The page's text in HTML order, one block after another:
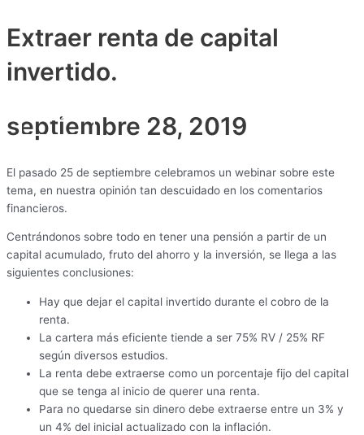
al
contenido
Menu
Extraer renta de capital
invertido.
septiembre 28, 2019
El pasado 25 de septiembre celebramos un webinar sobre este
tema, en nuestra opinión tan descuidado en los comentarios
financieros.
Centrándonos sobre todo en tener una pensión a partir de un
capital acumulado, fruto del ahorro y la inversión, se llega a las
siguientes conclusiones:
Hay que dejar el capital invertido durante el cobro de la
renta.
La cartera más eficiente tiende a ser 75% RV / 25% RF
según diversos estudios.
La renta debe extraerse como un porcentaje fijo del capital
que se tenga al inicio de querer una renta.
Para no quedarse sin dinero debe extraerse entre un 3% y
un 4% del inicial actualizado con la inflación.